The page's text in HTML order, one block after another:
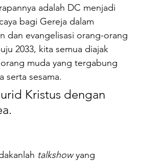
adalah DC menjadi
bagi Gereja dalam
dan evangelisasi orang-orang
2033, kita semua diajak
muda yang tergabung
serta sesama.
Kristus dengan
talkshow yang